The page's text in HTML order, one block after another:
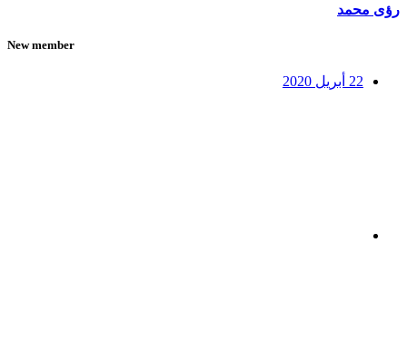
رؤى محمد
New member
22 أبريل 2020